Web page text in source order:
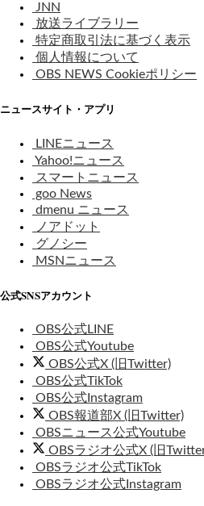
JNN
放送ライブラリー
特定商取引法に基づく表示
個人情報について
OBS NEWS Cookieポリシー
ニュースサイト・アプリ
LINEニュース
Yahoo!ニュース
スマートニュース
goo News
dmenu ニュース
ノアドット
グノシー
MSNニュース
公式SNSアカウント
OBS公式LINE
OBS公式Youtube
OBS公式X (旧Twitter)
OBS公式TikTok
OBS公式Instagram
OBS報道部X (旧Twitter)
OBSニュース公式Youtube
OBSラジオ公式X (旧
OBSラジオ公式TikTok
OBSラジオ公式Instagram